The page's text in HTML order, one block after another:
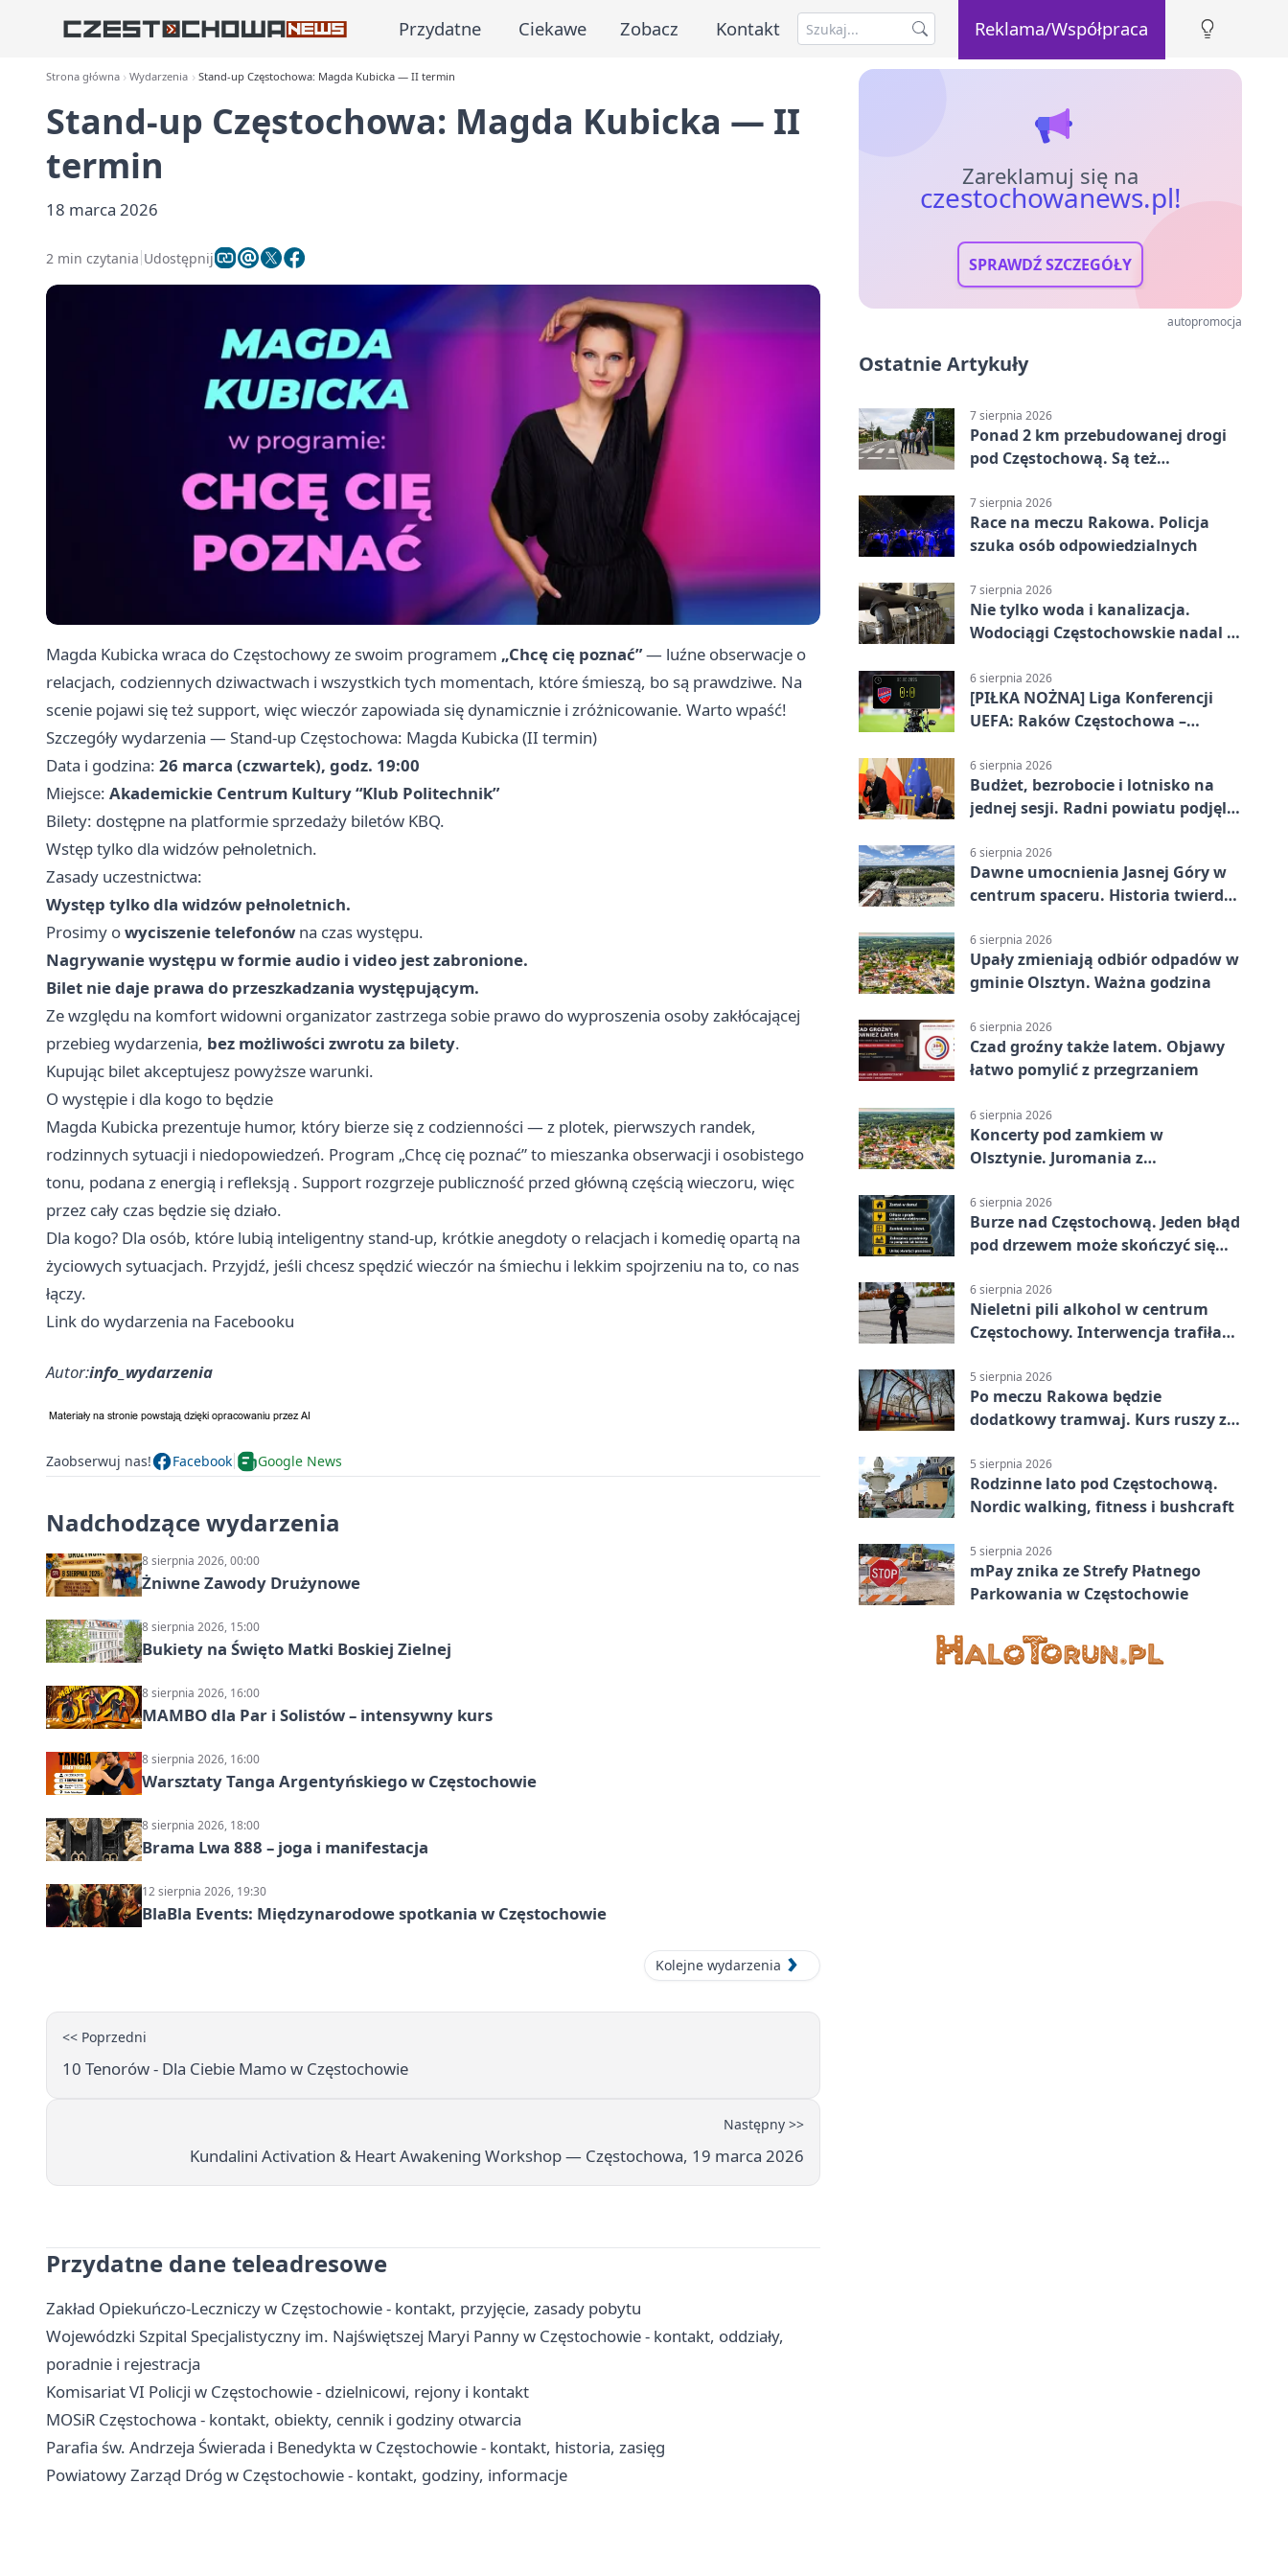
Przydatne Ciekawe Zobacz Kontakt Reklama/Współpraca
Strona główna Wydarzenia Stand-up Częstochowa: Magda Kubicka — II termin
Stand-up Częstochowa: Magda Kubicka — II
termin
18 marca 2026
2 min czytania Udostępnij
Magda Kubicka wraca do Częstochowy ze swoim programem „Chcę cię poznać”— luźne obserwacje o
relacjach, codziennych dziwactwach i wszystkich tych momentach, które śmieszą, bo są prawdziwe. Na
scenie pojawi się też support, więc wieczór zapowiada się dynamicznie i zróżnicowanie. Warto wpaść!
Szczegóły wydarzenia — Stand-up Częstochowa: Magda Kubicka (II termin)
Data i godzina: 26 marca (czwartek), godz. 19:00
Miejsce: Akademickie Centrum Kultury “Klub Politechnik”
Bilety: dostępne na platformie sprzedaży biletów KBQ.
Wstęp tylko dla widzów pełnoletnich.
Zasady uczestnictwa:
Występ tylko dla widzów pełnoletnich.
Prosimy owyciszenie telefonów na czas występu.
Nagrywanie występu w formie audio i video jest zabronione.
Bilet nie daje prawa do przeszkadzania występującym.
Ze względu na komfort widowni organizator zastrzega sobie prawo do wyproszenia osoby zakłócającej
przebieg wydarzenia, bez możliwości zwrotu za bilety.
Kupując bilet akceptujesz powyższe warunki.
O występie i dla kogo to będzie
Magda Kubicka prezentuje humor, który bierze się z codzienności — z plotek, pierwszych randek,
rodzinnych sytuacji i niedopowiedzeń. Program „Chcę cię poznać” to mieszanka obserwacji i osobistego
tonu, podana z energią i refleksją . Support rozgrzeje publiczność przed główną częścią wieczoru, więc
przez cały czas będzie się działo.
Dla kogo? Dla osób, które lubią inteligentny stand-up, krótkie anegdoty o relacjach i komedię opartą na
życiowych sytuacjach. Przyjdź, jeśli chcesz spędzić wieczór na śmiechu i lekkim spojrzeniu na to, co nas
łączy.
Link do wydarzenia na Facebooku
Autor:info_wydarzenia
Zaobserwuj nas! Facebook Google News
Nadchodzące wydarzenia
8 sierpnia 2026, 00:00
Żniwne Zawody Drużynowe
8 sierpnia 2026, 15:00
Bukiety na Święto Matki Boskiej Zielnej
8 sierpnia 2026, 16:00
MAMBO dla Par i Solistów – intensywny kurs
8 sierpnia 2026, 16:00
Warsztaty Tanga Argentyńskiego w Częstochowie
8 sierpnia 2026, 18:00
Brama Lwa 888 – joga i manifestacja
12 sierpnia 2026, 19:30
BlaBla Events: Międzynarodowe spotkania w Częstochowie
Kolejne wydarzenia
<< Poprzedni
10 Tenorów - Dla Ciebie Mamo w Częstochowie
Następny >>
Kundalini Activation & Heart Awakening Workshop — Częstochowa, 19 marca 2026
Przydatne dane teleadresowe
Zakład Opiekuńczo-Leczniczy w Częstochowie - kontakt, przyjęcie, zasady pobytu
Wojewódzki Szpital Specjalistyczny im. Najświętszej Maryi Panny w Częstochowie - kontakt, oddziały,
poradnie i rejestracja
Komisariat VI Policji w Częstochowie - dzielnicowi, rejony i kontakt
MOSiR Częstochowa - kontakt, obiekty, cennik i godziny otwarcia
Parafia św. Andrzeja Świerada i Benedykta w Częstochowie - kontakt, historia, zasięg
Powiatowy Zarząd Dróg w Częstochowie - kontakt, godziny, informacje
Zareklamuj się na
czestochowanews.pl!
SPRAWDŹ SZCZEGÓŁY
autopromocja
Ostatnie Artykuły
7 sierpnia 2026
Ponad 2 km przebudowanej drogi
pod Częstochową. Są też
7 sierpnia 2026
Race na meczu Rakowa. Policja
szuka osób odpowiedzialnych
7 sierpnia 2026
Nie tylko woda i kanalizacja.
Wodociągi Częstochowskie nadal w
6 sierpnia 2026
[PIŁKA NOŻNA] Liga Konferencji
UEFA: Raków Częstochowa –
meczu III rundy eliminacji
6 sierpnia 2026
Budżet, bezrobocie i lotnisko na
jednej sesji. Radni powiatu podjęli
6 sierpnia 2026
Dawne umocnienia Jasnej Góry w
centrum spaceru. Historia twierdzy
6 sierpnia 2026
Upały zmieniają odbiór odpadów w
gminie Olsztyn. Ważna godzina
6 sierpnia 2026
Czad groźny także latem. Objawy
łatwo pomylić z przegrzaniem
6 sierpnia 2026
Koncerty pod zamkiem w
Olsztynie. Juromania z
6 sierpnia 2026
Burze nad Częstochową. Jeden błąd
pod drzewem może skończyć się
6 sierpnia 2026
Nieletni pili alkohol w centrum
Częstochowy. Interwencja trafiła
5 sierpnia 2026
Po meczu Rakowa będzie
dodatkowy tramwaj. Kurs ruszy ze
5 sierpnia 2026
Rodzinne lato pod Częstochową.
Nordic walking, fitness i bushcraft
5 sierpnia 2026
mPay znika ze Strefy Płatnego
Parkowania w Częstochowie